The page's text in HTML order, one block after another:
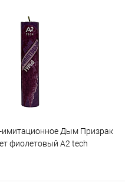
имитационное Дым Призрак
фиолетовый A2 tech